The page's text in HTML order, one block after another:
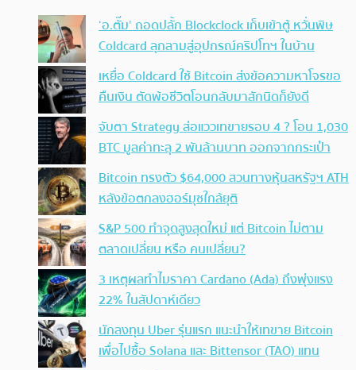
‘อ.ตั๊ม’ ถอดปลั้ก Blockclock เก็บเข้าตู้ หวั่นพิษ
Coldcard ลุกลามสู่อุปกรณ์คริปโทฯ ในบ้าน
เหยื่อ Coldcard ใช้ Bitcoin ส่งข้อความหาโจรขอ
คืนเงิน ตัดพ้อชีวิตโอนกลับมาสักนิดก็ยังดี
จับตา Strategy ส่อแววเทขายรอบ 4 ? โอน 1,030
BTC มูลค่าทะลุ 2 พันล้านบาท ออกจากกระเป๋า
Bitcoin ทรงตัว $64,000 สวนทางหุ้นสหรัฐฯ ATH
หลังข้อตกลงฮอร์มุซใกล้ยุติ
S&P 500 ทำจุดสูงสุดใหม่ แต่ Bitcoin ไม่ตาม
ตลาดเปลี่ยน หรือ คนเปลี่ยน?
3 เหตุผลทำไมราคา Cardano (Ada) ถึงพุ่งแรง
22% ในสัปดาห์เดียว
นักลงทุน Uber รุ่นแรก แนะนำให้เทขาย Bitcoin
เพื่อไปซื้อ Solana และ Bittensor (TAO) แทน